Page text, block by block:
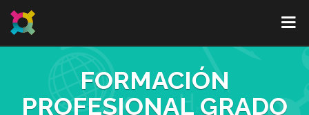
FORMACIÓN
PROFESIONAL GRADO